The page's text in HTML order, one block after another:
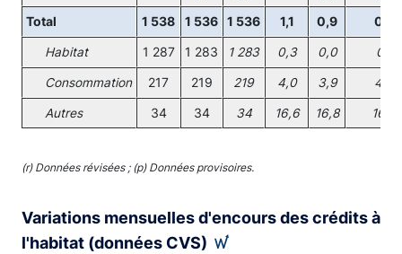
Total 1 538 1 536 1 536 1,1 0,9 0,9
Habitat 1 287 1 283 1 283 0,3 0,0 0,1
Consommation 217 219 219 4,0 3,9 4,0
Autres 34 34 34 16,6 16,8 16,4
(r) Données révisées ; (p) Données provisoires.
Variations mensuelles d'encours des crédits à
l'habitat (données CVS)